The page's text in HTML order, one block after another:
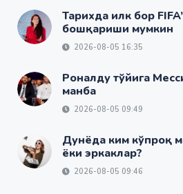
Тарихда илк бор
бошқариши мумкин
2026-08-05 16:35
Роналду тўйига
манба
2026-08-05 09:49
Дунёда ким кўпроқ
ёки эркаклар?
2026-08-05 09:46